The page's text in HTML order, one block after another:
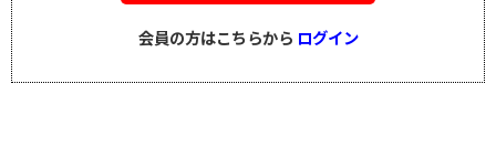
会員の方はこちらから ログイン